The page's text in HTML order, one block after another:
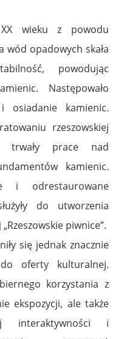
wieku z powodu
wód opadowych skała
powodując
Następowało
osiadanie kamienic.
rzeszowskiej
trwały prace nad
kamienic.
i odrestaurowane
do utworzenia
piwnice”.
się jednak znacznie
oferty kulturalnej.
korzystania z
ekspozycji, ale także
interaktywności i